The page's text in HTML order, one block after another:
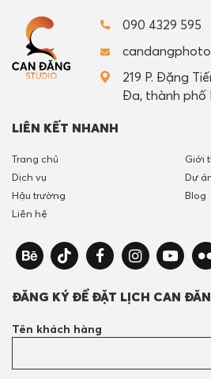
090 4329 595
219 P. Đặng
Đa, thành phố
LIÊN KẾT NHANH
Trang chủ
Giới
Dịch vụ
Dự
Hậu trường
Blog
Liên hệ
ĐĂNG KÝ ĐỂ ĐẶT LỊCH CAN
Tên khách hàng